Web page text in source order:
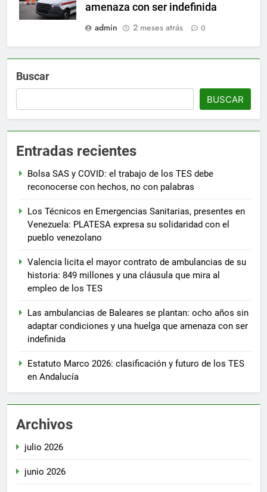
amenaza con ser indefinida
admin
2 meses atrás 0
Buscar
BUSCAR
Entradas recientes
Bolsa SAS y COVID: el trabajo de los TES debe
reconocerse con hechos, no con palabras
Los Técnicos en Emergencias Sanitarias, presentes en
Venezuela: PLATESA expresa su solidaridad con el
pueblo venezolano
Valencia licita el mayor contrato de ambulancias de su
historia: 849 millones y una cláusula que mira al
empleo de los TES
Las ambulancias de Baleares se plantan: ocho años sin
adaptar condiciones y una huelga que amenaza con ser
indefinida
Estatuto Marco 2026: clasificación y futuro de los TES
en Andalucía
Archivos
julio 2026
junio 2026